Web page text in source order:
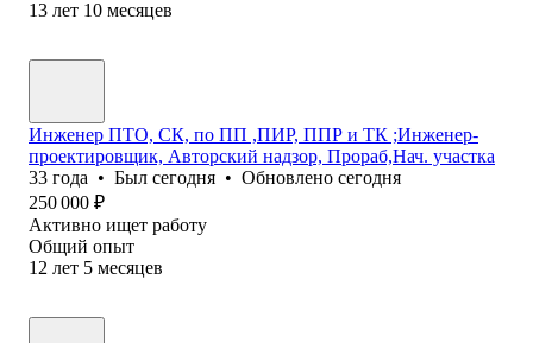
13 лет 10 месяцев
Инженер ПТО, СК, по ПП ,ПИР, ППР и ТК ;Инженер-
проектировщик, Авторский надзор, Прораб,Нач. участка
33 года • Был сегодня • Обновлено сегодня
250 000 ₽
Активно ищет работу
Общий опыт
12 лет 5 месяцев